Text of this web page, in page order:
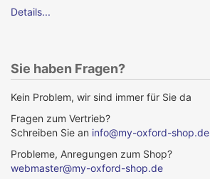
Details...
Sie haben Fragen?
Kein Problem, wir sind immer für Sie da
Fragen zum Vertrieb?
Schreiben Sie an info@my-oxford-shop.de
Probleme, Anregungen zum Shop?
webmaster@my-oxford-shop.de